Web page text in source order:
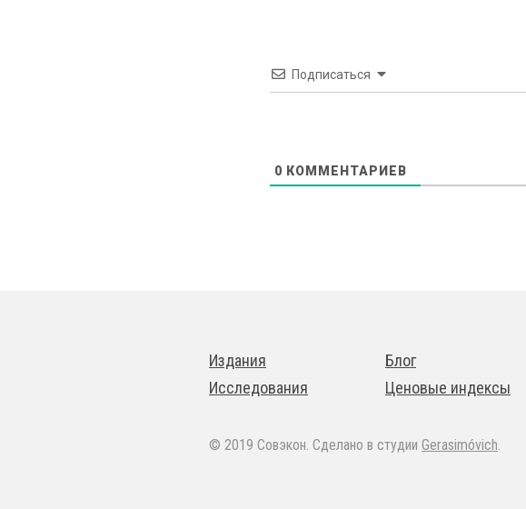
Подписаться
0 КОММЕНТАРИЕВ
Издания
Исследования
Блог
Ценовые индексы
© 2019 Совэкон. Сделано в студии Gerasimóvich.